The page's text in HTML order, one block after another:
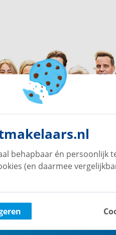
behapbaar én persoonlijk
(en daarmee